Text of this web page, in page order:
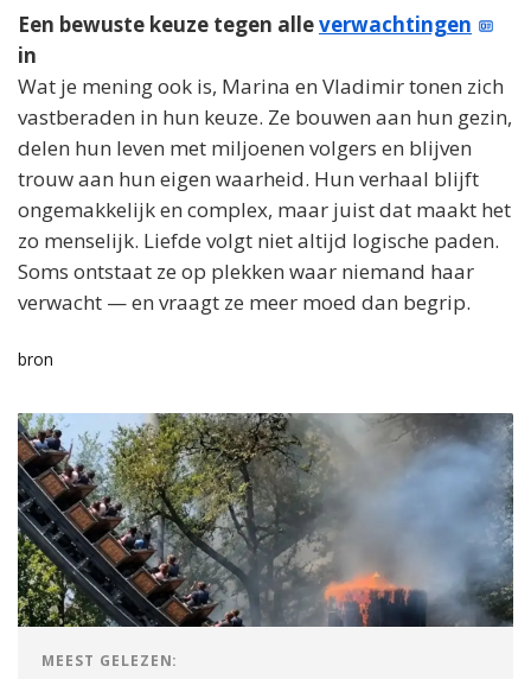
Een bewuste keuze tegen alleverwachtingen
in
Wat je mening ook is, Marina en Vladimir tonen zich
vastberaden in hun keuze. Ze bouwen aan hun gezin,
delen hun leven met miljoenen volgers en blijven
trouw aan hun eigen waarheid. Hun verhaal blijft
ongemakkelijk en complex, maar juist dat maakt het
zo menselijk. Liefde volgt niet altijd logische paden.
Soms ontstaat ze op plekken waar niemand haar
verwacht — en vraagt ze meer moed dan begrip.
bron
MEEST GELEZEN: